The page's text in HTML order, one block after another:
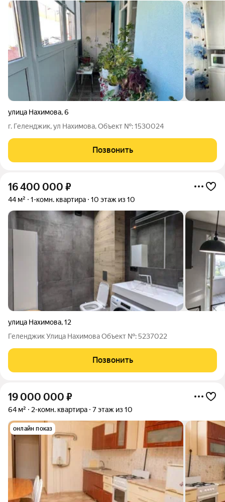
улица Нахимова,6
г. Геленджик, ул Нахимова, Oбъект №: 1530024
Позвонить
16 400 000 ₽
44 м² 1-комн. квартира 10 этаж из 10
улица Нахимова,12
Геленджик Улица Нахимова Oбъект №: 5237022
Позвонить
19 000 000 ₽
64 м² 2-комн. квартира 7 этаж из 10
онлайн показ